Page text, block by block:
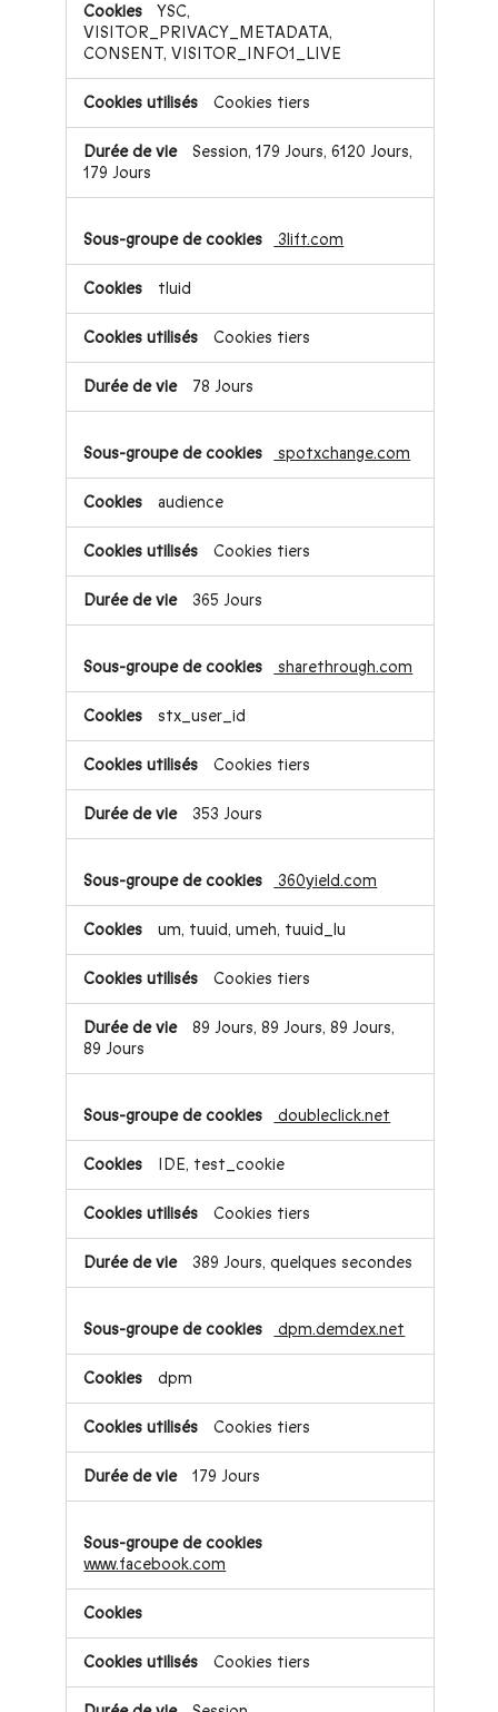
YSC,
VISITOR_PRIVACY_METADATA,
CONSENT, VISITOR_INFO1_LIVE
Cookies tiers
Session, 179 Jours, 6120 Jours,
179 Jours
3lift.com
tluid
Cookies tiers
78 Jours
spotxchange.com
audience
Cookies tiers
365 Jours
sharethrough.com
stx_user_id
Cookies tiers
353 Jours
360yield.com
um, tuuid, umeh, tuuid_lu
Cookies tiers
89 Jours, 89 Jours, 89 Jours,
89 Jours
doubleclick.net
IDE, test_cookie
Cookies tiers
389 Jours, quelques secondes
dpm.demdex.net
dpm
Cookies tiers
179 Jours
www.facebook.com
Cookies tiers